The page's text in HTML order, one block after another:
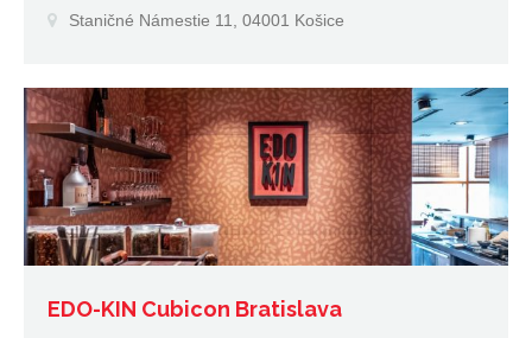
Staničné Námestie 11, 04001 Košice
EDO-KIN Cubicon Bratislava